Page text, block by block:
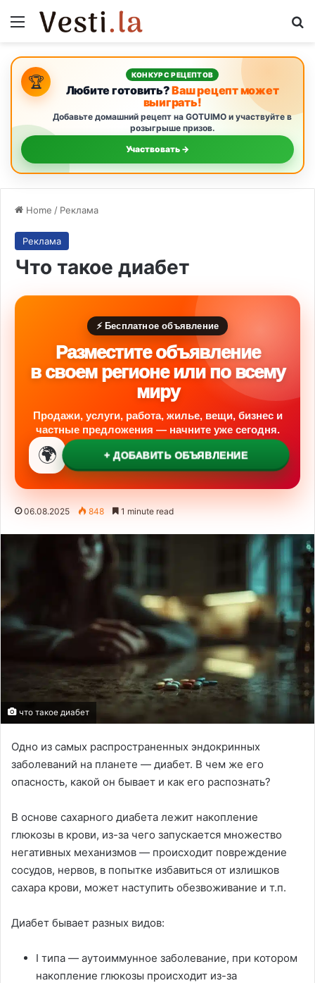
Menu
🏆 КОНКУРС РЕЦЕПТОВ
Любите готовить?Ваш рецепт может
выиграть!
Добавьте домашний рецепт на GOTUIMO и участвуйте в
розыгрыше призов.
Участвовать →
Home / Реклама
Реклама
Что такое диабет
⚡ Бесплатное объявление
Разместите объявление
в своем регионе или по всему
миру
Продажи, услуги, работа, жилье, вещи, бизнес и
частные предложения — начните уже сегодня.
🌍 + ДОБАВИТЬ ОБЪЯВЛЕНИЕ
06.08.2025 848 1 minute read
что такое диабет
Одно из самых распространенных эндокринных
заболеваний на планете — диабет. В чем же его
опасность, какой он бывает и как его распознать?
В основе сахарного диабета лежит накопление
глюкозы в крови, из-за чего запускается множество
негативных механизмов — происходит повреждение
сосудов, нервов, в попытке избавиться от излишков
сахара крови, может наступить обезвоживание и т.п.
Диабет бывает разных видов:
I типа — аутоиммунное заболевание, при котором
накопление глюкозы происходит из-за